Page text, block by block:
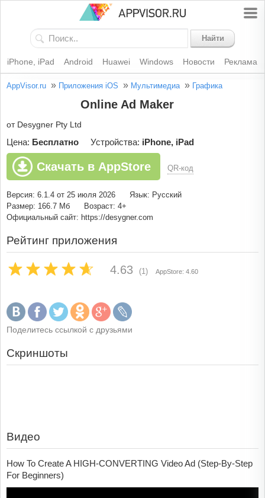
Найти
iPhone, iPad Android Huawei Windows Новости Реклама
AppVisor.ru » Приложения iOS » Мультимедиа » Графика
Online Ad Maker
от Desygner Pty Ltd
Цена: Бесплатно Устройства: iPhone, iPad
Скачать в AppStore QR-код
Версия: 6.1.4 от 25 июля 2026
Язык: Русский
Размер: 166.7 Мб
Возраст: 4+
Официальный сайт: https://desygner.com
Рейтинг приложения
4.63 (1) AppStore: 4.60
Поделитесь ссылкой с друзьями
Скриншоты